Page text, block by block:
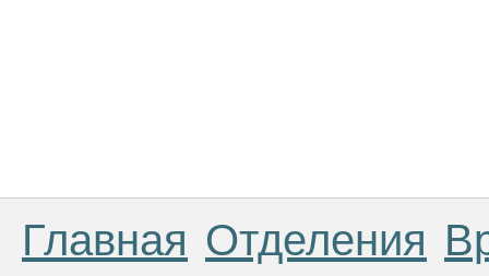
Главная Отделения